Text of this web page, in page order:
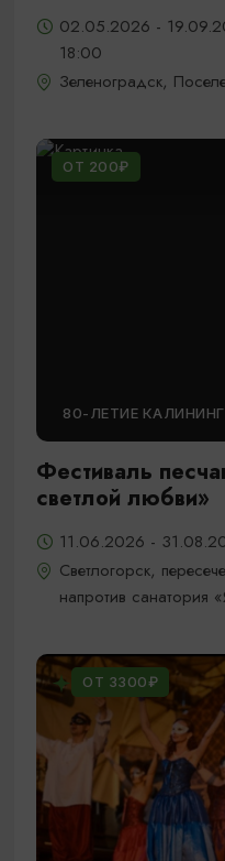
02.05.2026 -
18:00
Зеленоградск,
ОТ 200₽
80-ЛЕТИЕ
Фестиваль
светлой любви»
11.06.2026 -
Светлогорск,
напротив санатория
ОТ 3300₽